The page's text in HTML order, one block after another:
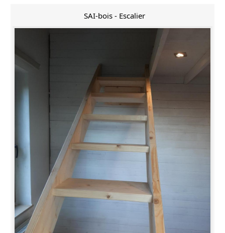
SAI-bois - Escalier